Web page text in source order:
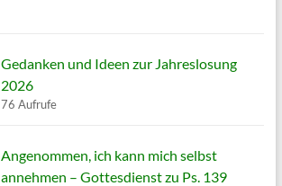
Gedanken und Ideen zur Jahreslosung
2026
76 Aufrufe
Angenommen, ich kann mich selbst
annehmen – Gottesdienst zu Ps. 139